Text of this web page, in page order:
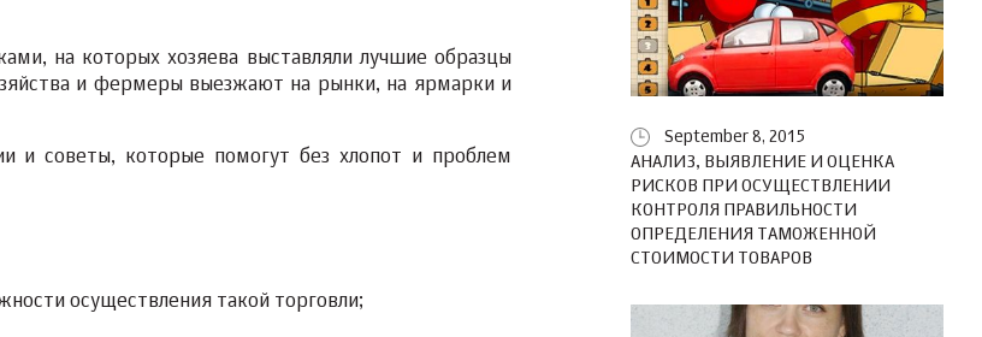
на которых хозяева выставляли лучшие образцы
и фермеры выезжают на рынки, на ярмарки и
и советы, которые помогут без хлопот и проблем
осуществления такой торговли;
September 8, 2015
АНАЛИЗ, ВЫЯВЛЕНИЕ И ОЦЕНКА
РИСКОВ ПРИ ОСУЩЕСТВЛЕНИИ
КОНТРОЛЯ ПРАВИЛЬНОСТИ
ОПРЕДЕЛЕНИЯ ТАМОЖЕННОЙ
СТОИМОСТИ ТОВАРОВ